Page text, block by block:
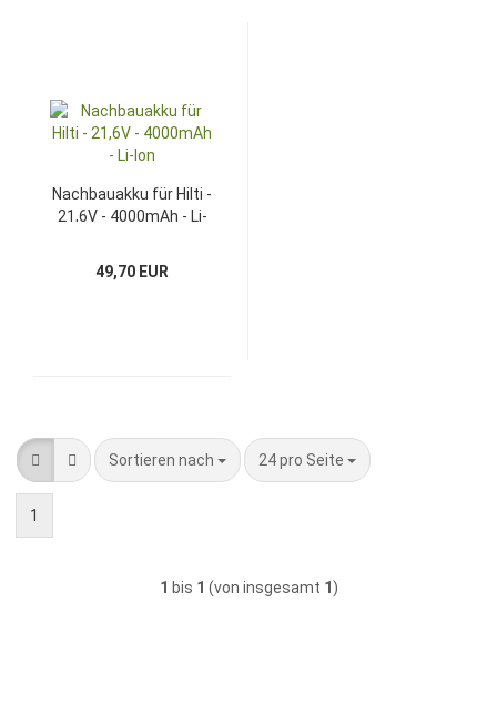
Nachbauakku für Hilti -
21,6V - 4000mAh - Li-
49,70 EUR
Sortieren nach
Sortieren nach 24 pro Seite
pro Seite
1
1 bis 1 (von insgesamt 1 )